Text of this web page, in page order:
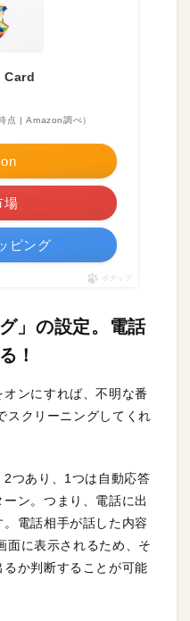
Card
点 | Amazon調べ）
場
ピング
ポチップ
」の設定。電話
！
オンにすれば、不明な番
スクリーニングしてくれ
つあり、1つは自動応答
ン。つまり、電話に出
電話相手が話した内容
面に表示されるため、そ
か判断することが可能